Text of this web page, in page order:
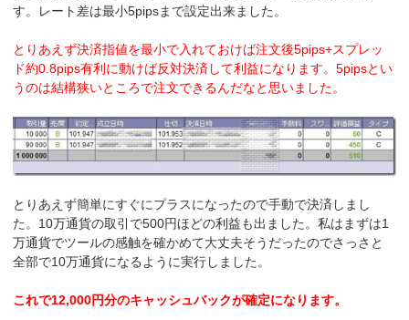
す。レート差は最小5pipsまで設定出来ました。
とりあえず決済指値を最小で入れておけば注文後5pips+スプレッ
ド約0.8pips有利に動けば反対決済して利益になります。5pipsとい
うのは結構狭いところで注文できるんだなと思いました。
とりあえず簡単にすぐにプラスになったので手動で決済しまし
た。10万通貨の取引で500円ほどの利益も出ました。私はまずは1
万通貨でツールの感触を確かめて大丈夫そうだったのでさっさと
全部で10万通貨になるように実行しました。
これで12,000円分のキャッシュバックが確定になります。